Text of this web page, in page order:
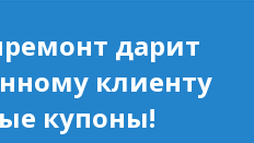
дарит
клиенту
купоны!